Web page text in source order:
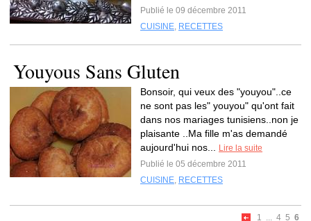
Publié le 09 décembre 2011
CUISINE, RECETTES
Youyous Sans Gluten
Bonsoir, qui veux des "youyou"..ce
ne sont pas les" youyou" qu'ont fait
dans nos mariages tunisiens..non je
plaisante ..Ma fille m'as demandé
aujourd'hui nos...
Lire la suite
Publié le 05 décembre 2011
CUISINE, RECETTES
1 ... 4 5 6